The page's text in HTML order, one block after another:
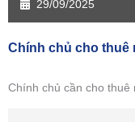
29/09/2025
Chính chủ cho thuê
Chính chủ cần cho